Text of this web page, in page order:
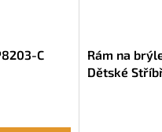
C
Rám na
Dětské